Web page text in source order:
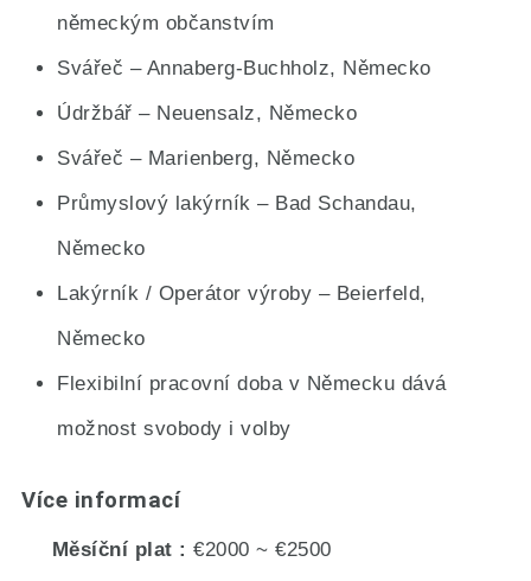
německým občanstvím
Svářeč – Annaberg-Buchholz, Německo
Údržbář – Neuensalz, Německo
Svářeč – Marienberg, Německo
Průmyslový lakýrník – Bad Schandau,
Německo
Lakýrník / Operátor výroby – Beierfeld,
Německo
Flexibilní pracovní doba v Německu dává
možnost svobody i volby
Více informací
Měsíční plat
€2000 ~ €2500